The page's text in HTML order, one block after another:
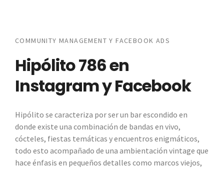
COMMUNITY MANAGEMENT Y FACEBOOK ADS
Hipólito 786 en
Instagram y Facebook
Hipólito se caracteriza por ser un bar escondido en
donde existe una combinación de bandas en vivo,
cócteles, fiestas temáticas y encuentros enigmáticos,
todo esto acompañado de una ambientación vintage que
hace énfasis en pequeños detalles como marcos viejos,